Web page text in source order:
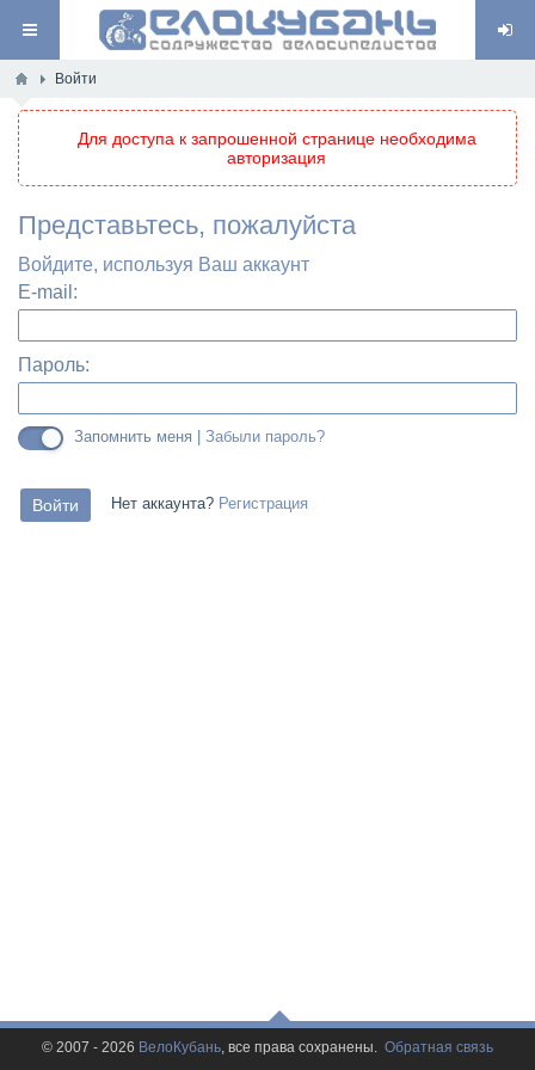
Войти
Для доступа к запрошенной странице необходима
авторизация
Представьтесь, пожалуйста
Войдите, используя Ваш аккаунт
E-mail:
Пароль:
Запомнить меня | Забыли пароль?
Нет аккаунта? Регистрация
© 2007 - 2026 ВелоКубань, все права сохранены. Обратная связь